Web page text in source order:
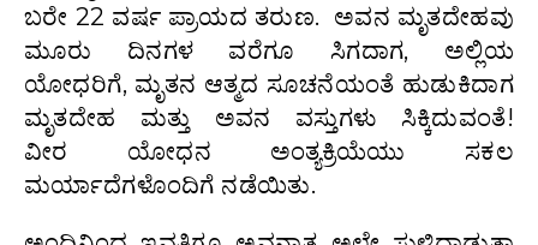
ಬರೇ 22 ವರ್ಷ ಪ್ರಾಯದ ತರುಣ. ಅವನ ಮೃತದೇಹವು
ಮೂರು ದಿನಗಳ ವರೆಗೂ ಸಿಗದಾಗ, ಅಲ್ಲಿಯ
ಯೋಧರಿಗೆ, ಮೃತನ ಆತ್ಮದ ಸೂಚನೆಯಂತೆ ಹುಡುಕಿದಾಗ
ಮೃತದೇಹ ಮತ್ತು ಅವನ ವಸ್ತುಗಳು ಸಿಕ್ಕಿದುವಂತೆ!
ವೀರ ಯೋಧನ ಅಂತ್ಯಕ್ರಿಯೆಯು ಸಕಲ
ಮರ್ಯಾದೆಗಳೊಂದಿಗೆ ನಡೆಯಿತು.